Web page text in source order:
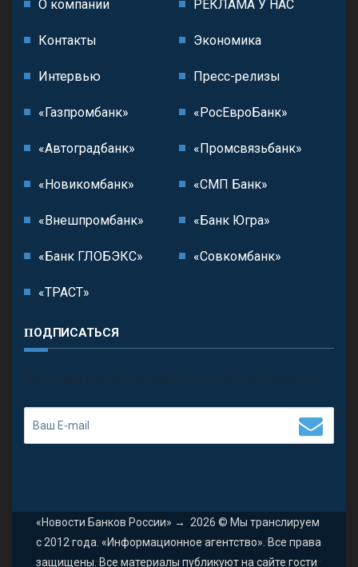
О компании РЕКЛАМА У НАС
Контакты Экономика
Интервью Пресс-релизы
«Газпромбанк» «РосЕвроБанк»
«Автоградбанк» «Промсвязьбанк»
«Новикомбанк» «СМП Банк»
«Внешпромбанк» «Банк Югра»
«Банк ГЛОБЭКС» «Совкомбанк»
«ТРАСТ»
ПОДПИСАТЬСЯ
П олучить последние обновления и предложения.
«Новости Банков России» → 2026 © Мы транслируем
с 2012 года. «Информационное агентство». Все права
защищены. Все материалы публикуют на сайте гости